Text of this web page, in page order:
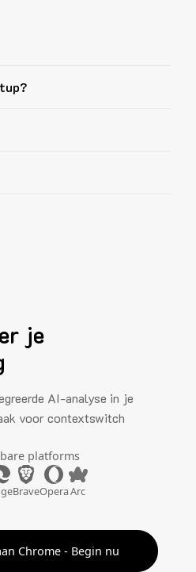
je
AI-analyse in je
voor contextswitch
platforms
BraveOperaArc
Chrome - Begin nu